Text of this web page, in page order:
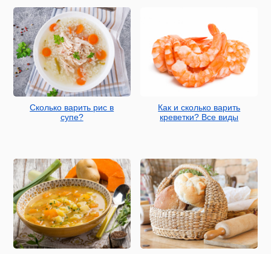
Сколько варить рис в
супе?
Как и сколько варить
креветки? Все виды